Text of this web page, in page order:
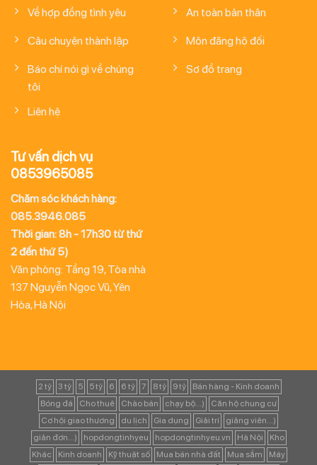
Về hợp đồng tình yêu
Câu chuyện thành lập
Báo chí nói gì về chúng
tôi
Liên hệ
An toàn bản thân
Môn đăng hộ đối
Sơ đồ trang
Tư vấn dịch vụ
0853965085
Chăm sóc khách hàng:
085.3946.085
Thời gian: 8h - 17h30 từ thứ
2 đến thứ 5)
Văn phòng: Tầng 19, Tòa nhà
137 Nguyễn Ngọc Vũ, Yên
Hòa, Hà Nội
2 tỷ 3 tỷ 5 5 tỷ 6 6 tỷ 7 8 tỷ 9 tỷ
Bán hàng - Kinh doanh
Bóng đá
Cho thuê Chào bán chạy bộ...)
Căn hộ chung cư
Cơ hội giao thương
du lịch Gia dụng Giải trí
giảng viên...)
giản đơn...)
hopdongtinhyeu hopdongtinhyeu.vn Hà Nội
Kho
Khác
Kinh doanh Kỹ thuật số Mua bán nhà đất Mua sắm
Máy